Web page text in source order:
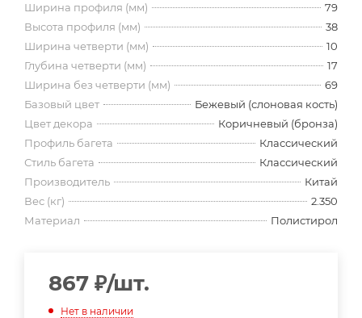
Ширина профиля (мм)
79
Высота профиля (мм)
38
Ширина четверти (мм)
10
Глубина четверти (мм)
17
Ширина без четверти (мм)
69
Базовый цвет
Бежевый (слоновая кость)
Цвет декора
Коричневый (бронза)
Профиль багета
Классический
Стиль багета
Классический
Производитель
Китай
Вес (кг)
2.350
Материал
Полистирол
867 ₽/шт.
Нет в наличии